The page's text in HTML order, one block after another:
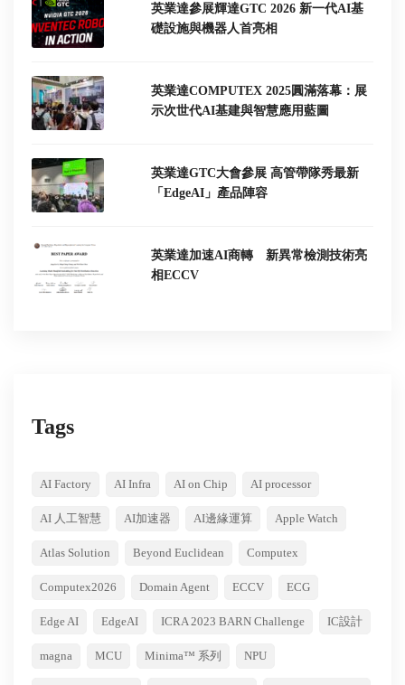
英業達參展輝達GTC 2026 新一代AI基
礎設施與機器人首亮相
英業達COMPUTEX 2025圓滿落幕：展
示次世代AI基建與智慧應用藍圖
英業達GTC大會參展 高管帶隊秀最新
「EdgeAI」產品陣容
英業達加速AI商轉 新異常檢測技術亮
相ECCV
Tags
AI Factory AI Infra AI on Chip AI processor
AI 人工智慧 AI加速器 AI邊緣運算 Apple Watch
Atlas Solution Beyond Euclidean Computex
Computex2026 Domain Agent ECCV ECG
Edge AI EdgeAI ICRA 2023 BARN Challenge IC設計
magna MCU Minima™ 系列 NPU